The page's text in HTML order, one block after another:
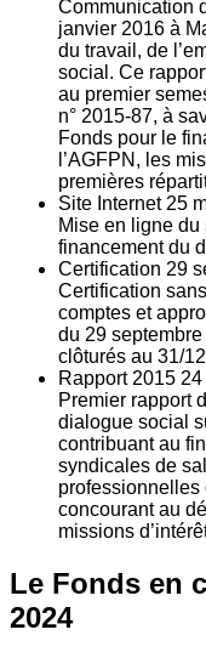
Communication
janvier 2016 à
du travail, de
social. Ce
au premier
n° 2015-87, à
Fonds pour le
l’AGFPN, les
premières
Site Internet 25
Mise en ligne
financement du
Certification 29
Certification
comptes et
du 29
clôturés au 31/
Rapport 2015 24
Premier rapport
dialogue social
contribuant au
syndicales de
professionnelles
concourant au
missions
Le Fonds en
2024